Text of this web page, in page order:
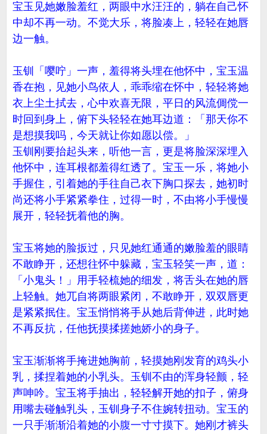
宝玉见她嫩脸羞红，两眼中水汪汪的，躺在自己怀
中却不再一动。不觉大乐，将脸凑上，轻轻在她唇
边一触。
玉钏「嘤咛」一声，羞得将头埋在他怀中，宝玉温
香在抱，见她小鸟依人，乖乖缩在怀中，轻轻将她
衣上尘土拭去，心中欢喜无限，平日的风流倜傥一
时回到身上，俯下头轻轻在她耳边道：「那天你不
是想摸我吗，今天就让你如愿以偿。」
玉钏刚要抬起头来，听他一言，更是将脸深深埋入
他怀中，连耳根都羞得红透了。宝玉一乐，将她小
手握住，引着她的手往自己衣下胸口探去，她初时
尚还将小手紧紧拳住，过得一时，不由将小手慢慢
展开，轻轻抚着他的胸。
宝玉将她的脸扳过，只见她红通通的嫩脸羞的眼睛
不敢睁开，还想往怀中躲藏，宝玉轻笑一声，道：
「小鬼头！」用手轻梳她的细发，将舌头在她的唇
上轻触。她兀自将两眼紧闭，不敢睁开，双双唇更
是紧紧抿住。宝玉悄悄将手从她后背伸进，此时她
不再反抗，任他抚摸揉搓她娇小的身子。
宝玉渐渐将手掩进她胸前，轻摸她刚发育的鸡头小
乳，揉捏着她的小乳头。玉钏不由的浑身轻颤，轻
声呻吟。宝玉将手抽出，轻轻解开她的扣子，俯身
用嘴去碰触乳头，玉钏身子不住婉转扭动。宝玉的
一只手渐渐沿着她的小腹一寸寸摸下。她刚才裤头